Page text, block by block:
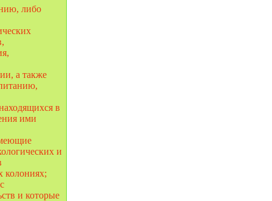
либо
а также
в
ими
и
колониях;
и которые